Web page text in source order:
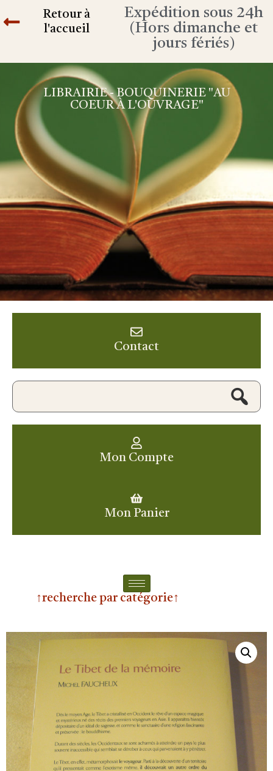
Retour à
l'accueil
Expédition sous 24h
(Hors dimanche et
jours fériés)
LIBRAIRIE - BOUQUINERIE "AU
COEUR À L'OUVRAGE"
Contact
Mon Compte
Mon Panier
↑recherche par catégorie↑